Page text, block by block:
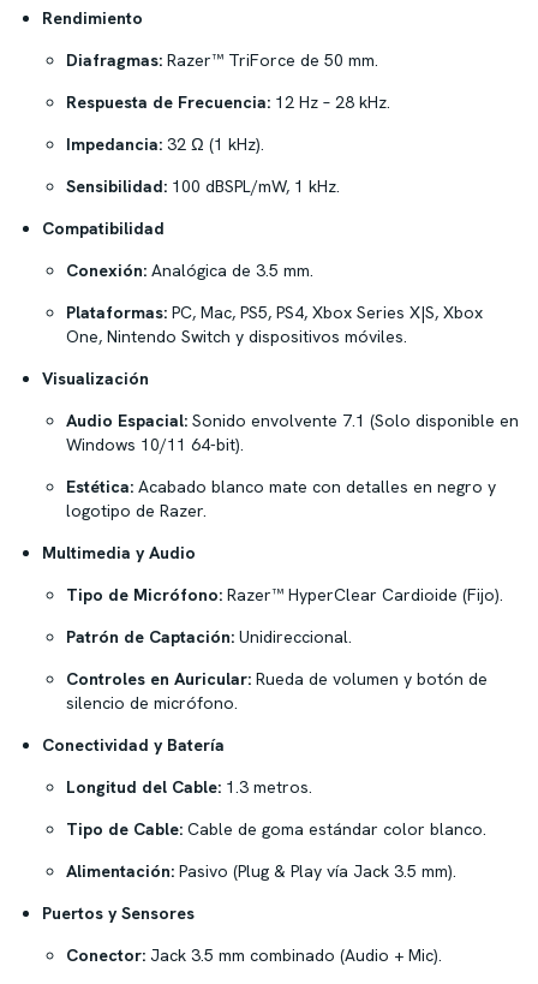
Rendimiento
Diafragmas: Razer™ TriForce de 50 mm.
Respuesta de Frecuencia: 12 Hz – 28 kHz.
Impedancia: 32 Ω (1 kHz).
Sensibilidad: 100 dBSPL/mW, 1 kHz.
Compatibilidad
Conexión: Analógica de 3.5 mm.
Plataformas: PC, Mac, PS5, PS4, Xbox Series X|S, Xbox
One, Nintendo Switch y dispositivos móviles.
Visualización
Audio Espacial: Sonido envolvente 7.1 (Solo disponible en
Windows 10/11 64-bit).
Estética: Acabado blanco mate con detalles en negro y
logotipo de Razer.
Multimedia y Audio
Tipo de Micrófono: Razer™ HyperClear Cardioide (Fijo).
Patrón de Captación: Unidireccional.
Controles en Auricular: Rueda de volumen y botón de
silencio de micrófono.
Conectividad y Batería
Longitud del Cable: 1.3 metros.
Tipo de Cable: Cable de goma estándar color blanco.
Alimentación: Pasivo (Plug & Play vía Jack 3.5 mm).
Puertos y Sensores
Conector: Jack 3.5 mm combinado (Audio + Mic).